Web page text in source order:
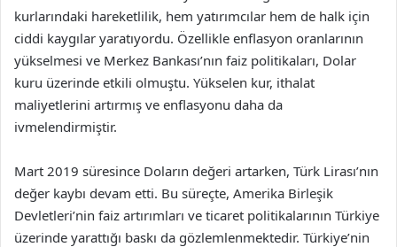
kurlarındaki hareketlilik, hem yatırımcılar hem de halk için
ciddi kaygılar yaratıyordu. Özellikle enflasyon oranlarının
yükselmesi ve Merkez Bankası’nın faiz politikaları, Dolar
kuru üzerinde etkili olmuştu. Yükselen kur, ithalat
maliyetlerini artırmış ve enflasyonu daha da
ivmelendirmiştir.
Mart 2019 süresince Doların değeri artarken, Türk Lirası’nın
değer kaybı devam etti. Bu süreçte, Amerika Birleşik
Devletleri’nin faiz artırımları ve ticaret politikalarının Türkiye
üzerinde yarattığı baskı da gözlemlenmektedir. Türkiye’nin